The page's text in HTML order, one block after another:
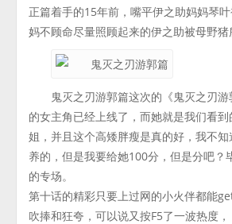
正篇着手的15年前，嘴平伊之助妈妈琴
妈不顾命尽量照顾起来的伊之助被母野猪
鬼灭之刃游郭篇这次的《鬼灭之刃
的女主角已经上线了，而她就是我们看
姐，并且这个高矮胖瘦是真的好，我不
养的，但是我要给她100分，但是分吧？
的专场。
第十话的精彩只要上过网的小火伴都能
吹捧和狂夸，可以说又按F5了一波热度